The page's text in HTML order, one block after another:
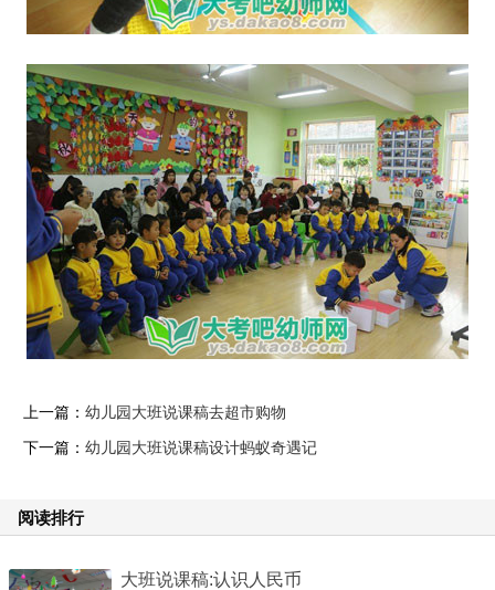
上一篇： 幼儿园大班说课稿去超市购物
下一篇： 幼儿园大班说课稿设计蚂蚁奇遇记
阅读排行
大班说课稿:认识人民币